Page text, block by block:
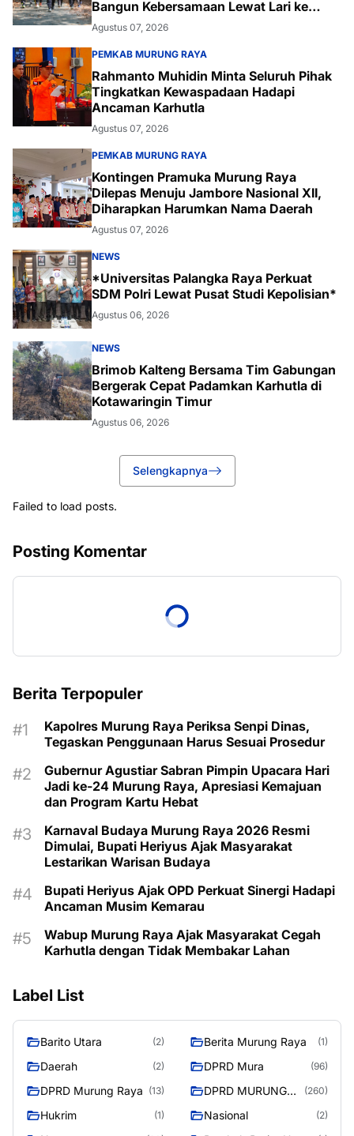
Bangun Kebersamaan Lewat Lari ke
Bukit Baranahu
Agustus 07, 2026
PEMKAB MURUNG RAYA
Rahmanto Muhidin Minta Seluruh Pihak
Tingkatkan Kewaspadaan Hadapi
Ancaman Karhutla
Agustus 07, 2026
PEMKAB MURUNG RAYA
Kontingen Pramuka Murung Raya
Dilepas Menuju Jambore Nasional XII,
Diharapkan Harumkan Nama Daerah
Agustus 07, 2026
NEWS
*Universitas Palangka Raya Perkuat
SDM Polri Lewat Pusat Studi Kepolisian*
Agustus 06, 2026
NEWS
Brimob Kalteng Bersama Tim Gabungan
Bergerak Cepat Padamkan Karhutla di
Kotawaringin Timur
Agustus 06, 2026
Selengkapnya
Failed to load posts.
Posting Komentar
Berita Terpopuler
Kapolres Murung Raya Periksa Senpi Dinas,
Tegaskan Penggunaan Harus Sesuai Prosedur
Gubernur Agustiar Sabran Pimpin Upacara Hari
Jadi ke-24 Murung Raya, Apresiasi Kemajuan
dan Program Kartu Hebat
Karnaval Budaya Murung Raya 2026 Resmi
Dimulai, Bupati Heriyus Ajak Masyarakat
Lestarikan Warisan Budaya
Bupati Heriyus Ajak OPD Perkuat Sinergi Hadapi
Ancaman Musim Kemarau
Wabup Murung Raya Ajak Masyarakat Cegah
Karhutla dengan Tidak Membakar Lahan
Label List
Barito Utara (2) Berita Murung Raya (1)
Daerah (2) DPRD Mura (96)
DPRD Murung Raya (13)
DPRD MURUNG
(260)
Hukrim (1) Nasional (2)